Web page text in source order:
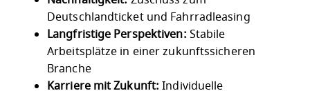
Deutschlandticket und Fahrradleasing
Langfristige Perspektiven: Stabile
Arbeitsplätze in einer zukunftssicheren
Branche
Karriere mit Zukunft: Individuelle